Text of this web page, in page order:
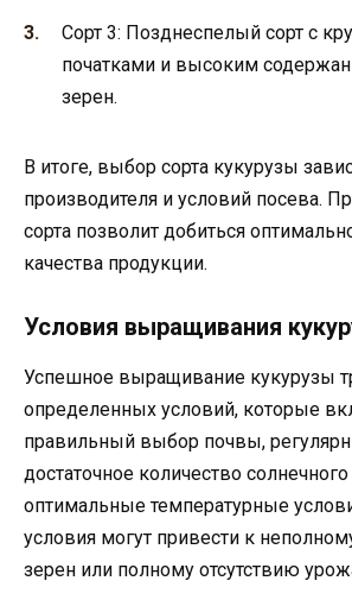
Сорт 3: Позднеспелый сорт с
початками и высоким
зерен.
В итоге, выбор сорта кукурузы
производителя и условий посева.
сорта позволит добиться
качества продукции.
Условия выращивания
Успешное выращивание кукурузы
определенных условий, которые
правильный выбор почвы,
достаточное количество
оптимальные температурные
условия могут привести к
зерен или полному отсутствию